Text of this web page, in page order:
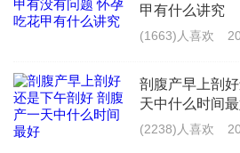
正常的胎宝宝胎动是什么样的
的。
1、在16-20周，胎动集中在肚脐
甲有什么讲究
(1663)人喜欢
剖腹产早上剖
天中什么时间
(2238)人喜欢